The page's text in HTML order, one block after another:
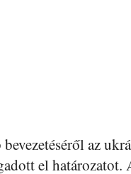
az
el határozatot.